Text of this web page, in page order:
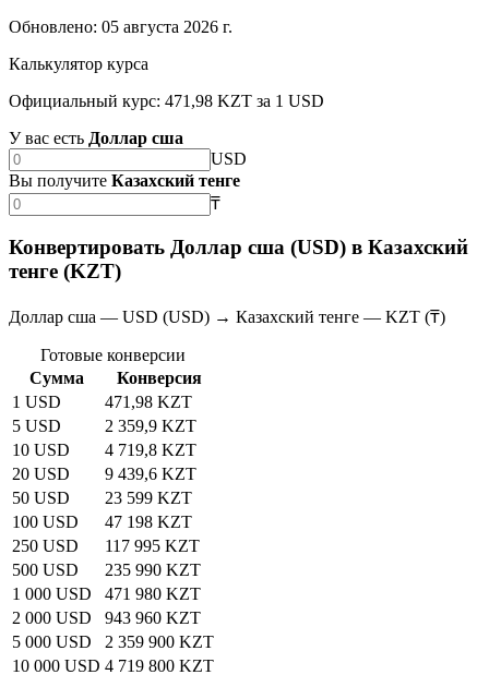
Обновлено: 05 августа 2026 г.
Калькулятор курса
Официальный курс: 471,98 KZT за 1 USD
У вас есть Доллар сша
USD
Вы получите Казахский тенге
₸
Конвертировать Доллар сша (USD) в Казахский
тенге (KZT)
Доллар сша — USD (USD) → Казахский тенге — KZT (₸)
Готовые конверсии
Сумма
Конверсия
1 USD
471,98 KZT
5 USD
2 359,9 KZT
10 USD
4 719,8 KZT
20 USD
9 439,6 KZT
50 USD
23 599 KZT
100 USD
47 198 KZT
250 USD
117 995 KZT
500 USD
235 990 KZT
1 000 USD
471 980 KZT
2 000 USD
943 960 KZT
5 000 USD
2 359 900 KZT
10 000 USD 4 719 800 KZT